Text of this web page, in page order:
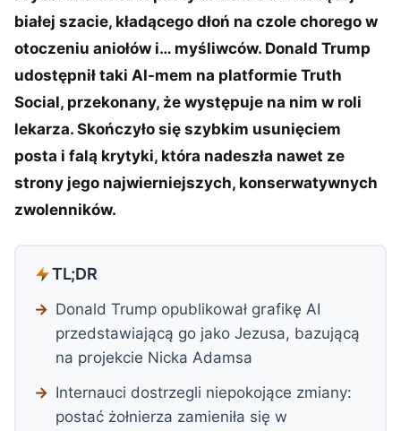
białej szacie, kładącego dłoń na czole chorego w
otoczeniu aniołów i… myśliwców. Donald Trump
udostępnił taki AI-mem na platformie Truth
Social, przekonany, że występuje na nim w roli
lekarza. Skończyło się szybkim usunięciem
posta i falą krytyki, która nadeszła nawet ze
strony jego najwierniejszych, konserwatywnych
zwolenników.
TL;DR
Donald Trump opublikował grafikę AI
przedstawiającą go jako Jezusa, bazującą
na projekcie Nicka Adamsa
Internauci dostrzegli niepokojące zmiany:
postać żołnierza zamieniła się w